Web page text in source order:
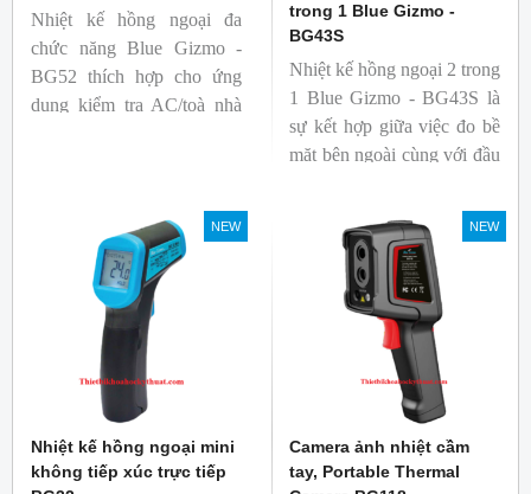
Nhiệt kế hồng ngoại đa
chức năng Blue Gizmo -
BG52 thích hợp cho ứng
dụng kiểm tra AC/toà nhà
trong 1 Blue Gizmo -
BG43S
Nhiệt kế hồng ngoại 2 trong
1 Blue Gizmo - BG43S là
sự kết hợp giữa việc đo bề
mặt bên ngoài cùng với đầu
Nhiệt kế thích hợp cho
ngành công nghiệp thực
NEW
Nhiệt kế hồng ngoại mini
không tiếp xúc trực tiếp
NEW
Camera ảnh nhiệt cầm
tay, Portable Thermal